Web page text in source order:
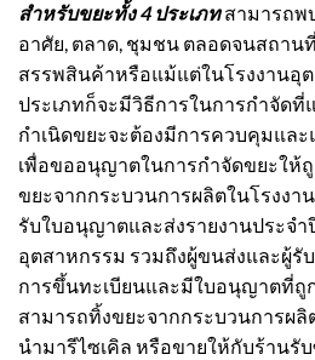
สำหรับขยะทั้ง 4 ประเภทสามารถพ
อาศัย, ตลาด, ชุมชน ตลอดจนสถาน
สรรพสินค้าหรือแม้แต่ในโรงงานอุ
ประเภทก็จะมีวิธีการในการกำจัดที่
กำเนิดขยะจะต้องมีการควบคุมและ
เพื่อขออนุญาตในการกำจัดขยะให้
ขยะจากกระบวนการผลิตในโรงงา
รับใบอนุญาตและส่งรายงานประจำ
อุตสาหกรรม รวมถึงผู้ขนส่งและผู้รั
การขึ้นทะเบียนและมีใบอนุญาตที่ถูก
สามารถทิ้งขยะจากกระบวนการผ
นำมารีไซเคิล หรือขายให้กับร้านรั